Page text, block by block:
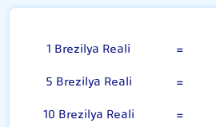
1 Brezilya Reali =
5 Brezilya Reali
=
10 Brezilya Reali
=